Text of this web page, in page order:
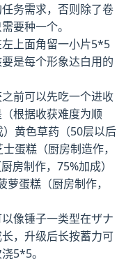
务需求，否则除了卷
要种一个。
上面角留一小片5*5
是每个形象达白用的
前可以先吃一个进收
根据收获难度为顺
黄色草药（50层以后
蛋糕（厨房制造作，
房制作，75%加成）
蛋糕（厨房制作，
像锤子一类型在ザナ
长，升级后长按蓄力可
5*5。